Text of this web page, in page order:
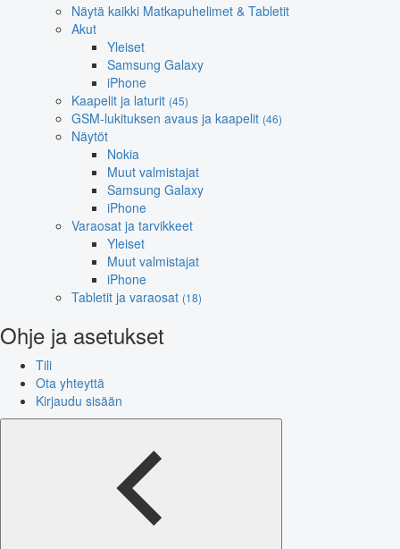
Näytä kaikki Matkapuhelimet & Tabletit
Akut
Yleiset
Samsung Galaxy
iPhone
Kaapelit ja laturit (45)
GSM-lukituksen avaus ja kaapelit (46)
Näytöt
Nokia
Muut valmistajat
Samsung Galaxy
iPhone
Varaosat ja tarvikkeet
Yleiset
Muut valmistajat
iPhone
Tabletit ja varaosat (18)
Ohje ja asetukset
Tili
Ota yhteyttä
Kirjaudu sisään